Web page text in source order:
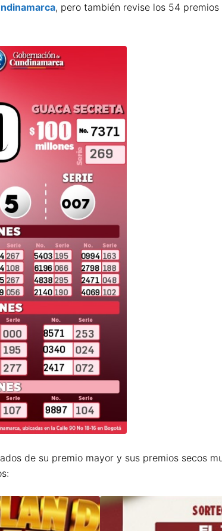
, pero también revise los 54
de su premio mayor y sus premios secos